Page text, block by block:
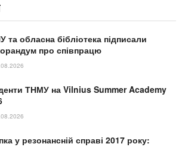
та обласна бібліотека підписали
про співпрацю
ТНМУ на Vilnius Summer Academy
у резонансній справі 2017 року: